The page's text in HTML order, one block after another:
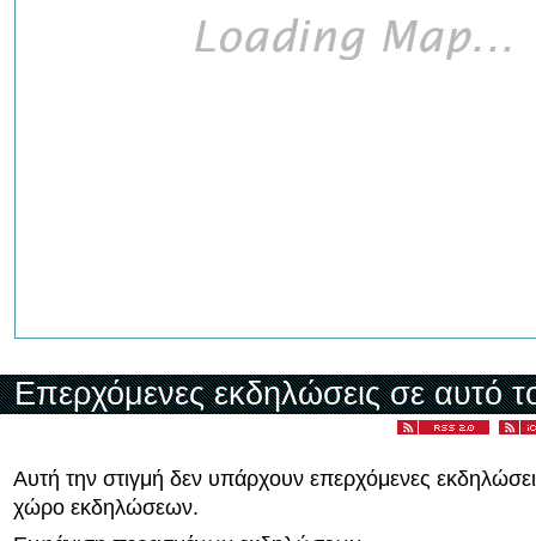
Επερχόμενες εκδηλώσεις σε αυτό
Αυτή την στιγμή δεν υπάρχουν επερχόμενες
χώρο εκδηλώσεων.